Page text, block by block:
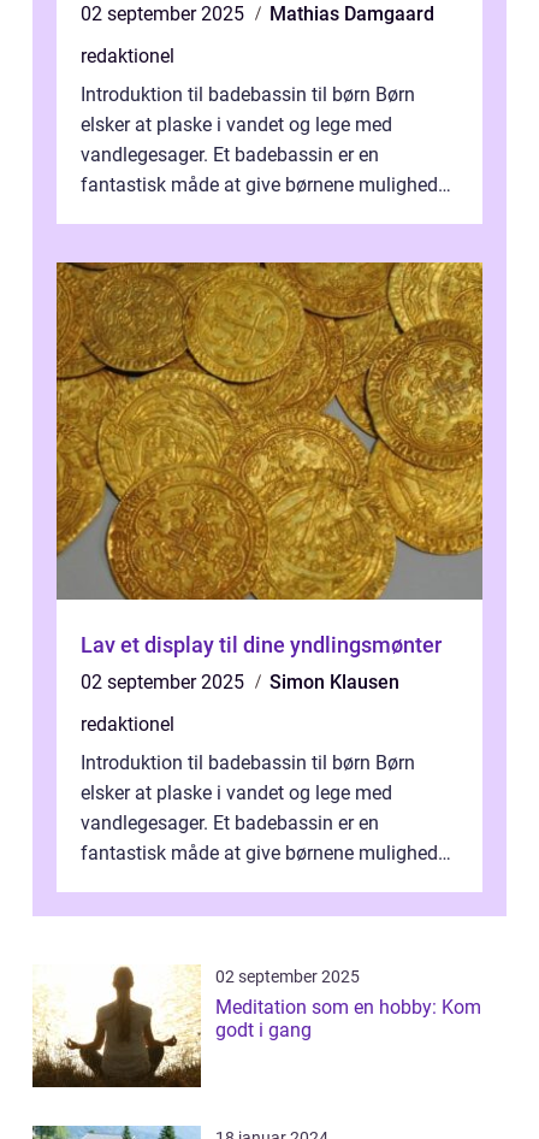
02 september 2025
Mathias Damgaard
redaktionel
Introduktion til badebassin til børn Børn
elsker at plaske i vandet og lege med
vandlegesager. Et badebassin er en
fantastisk måde at give børnene mulighed
Lav et display til dine yndlingsmønter
02 september 2025
Simon Klausen
redaktionel
Introduktion til badebassin til børn Børn
elsker at plaske i vandet og lege med
vandlegesager. Et badebassin er en
fantastisk måde at give børnene mulighed
me...
02 september 2025
Meditation som en hobby: Kom
godt i gang